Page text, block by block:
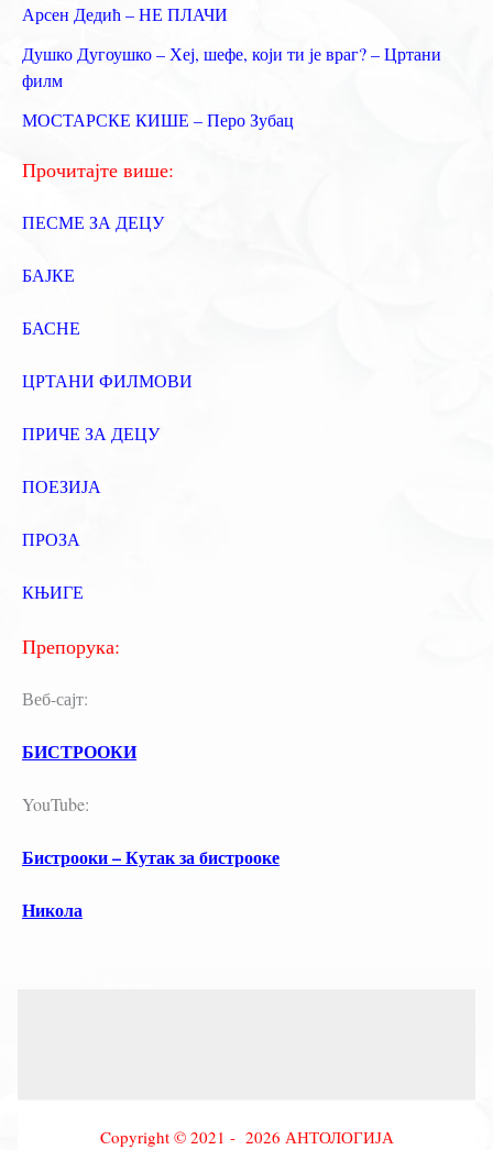
г
а
з
а
:
Арсен Дедић – НЕ ПЛАЧИ
Душко Дугоушко – Хеј, шефе, који ти је враг? – Цртани
филм
МОСТАРСКЕ КИШЕ – Перо Зубац
Прочитајте више:
ПЕСМЕ ЗА ДЕЦУ
БАЈКЕ
БАСНЕ
ЦРТАНИ ФИЛМОВИ
ПРИЧЕ ЗА ДЕЦУ
ПОЕЗИЈА
ПРОЗА
КЊИГЕ
Препорука:
Веб-сајт:
БИСТРООКИ
YouTube:
Бистрооки – Кутак за бистрооке
Никола
Copyright © 2021 - 2026 АНТОЛОГИЈА